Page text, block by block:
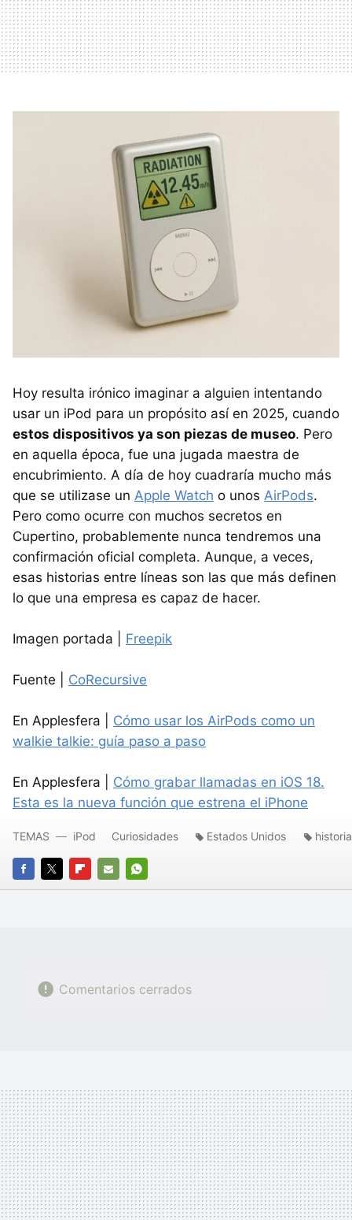
Hoy resulta irónico imaginar a alguien intentando
usar un iPod para un propósito así en 2025, cuando
estos dispositivos ya son piezas de museo. Pero
en aquella época, fue una jugada maestra de
encubrimiento. A día de hoy cuadraría mucho más
que se utilizase un Apple Watch o unos AirPods.
Pero como ocurre con muchos secretos en
Cupertino, probablemente nunca tendremos una
confirmación oficial completa. Aunque, a veces,
esas historias entre líneas son las que más definen
lo que una empresa es capaz de hacer.
Imagen portada | Freepik
Fuente | CoRecursive
En Applesfera | Cómo usar los AirPods como un
walkie talkie: guía paso a paso
En Applesfera | Cómo grabar llamadas en iOS 18.
Esta es la nueva función que estrena el iPhone
FACEBOOK
TWITTERFLIPBOARD
E-
WHATSAPP
TEMAS iPod Curiosidades Estados Unidos
Comentarios cerrados